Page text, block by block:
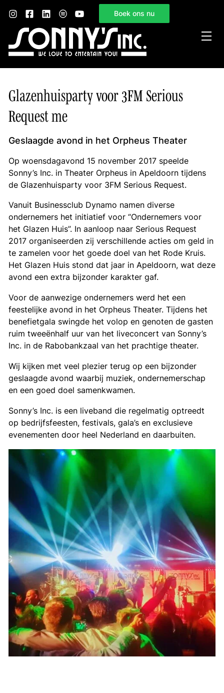
Boek ons nu
Sonny’s Inc.
Mogelijkheden
Gelegenheden
Nieuws
Contact
Glazenhuisparty voor 3FM Serious
Request me
Geslaagde avond in het Orpheus Theater
Op woensdagavond 15 november 2017 speelde
Sonny’s Inc. in Theater Orpheus in Apeldoorn tijdens
de Glazenhuisparty voor 3FM Serious Request.
Vanuit Businessclub Dynamo namen diverse
ondernemers het initiatief voor “Ondernemers voor
het Glazen Huis”. In aanloop naar Serious Request
2017 organiseerden zij verschillende acties om geld in
te zamelen voor het goede doel van het Rode Kruis.
Het Glazen Huis stond dat jaar in Apeldoorn, wat deze
avond een extra bijzonder karakter gaf.
Voor de aanwezige ondernemers werd het een
feestelijke avond in het Orpheus Theater. Tijdens het
benefietgala swingde het volop en genoten de gasten
ruim tweeënhalf uur van het liveconcert van Sonny’s
Inc. in de Rabobankzaal van het prachtige theater.
Wij kijken met veel plezier terug op een bijzonder
geslaagde avond waarbij muziek, ondernemerschap
en een goed doel samenkwamen.
Sonny’s Inc. is een liveband die regelmatig optreedt
op bedrijfsfeesten, festivals, gala’s en exclusieve
evenementen door heel Nederland en daarbuiten.